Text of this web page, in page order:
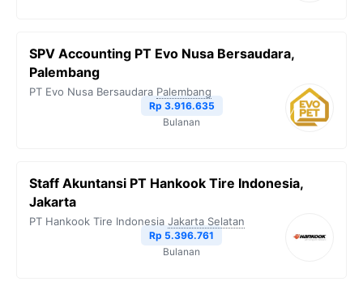
SPV Accounting PT Evo Nusa Bersaudara,
Palembang
PT Evo Nusa Bersaudara Palembang
Rp 3.916.635
Bulanan
Staff Akuntansi PT Hankook Tire Indonesia,
Jakarta
PT Hankook Tire Indonesia Jakarta Selatan
Rp 5.396.761
Bulanan